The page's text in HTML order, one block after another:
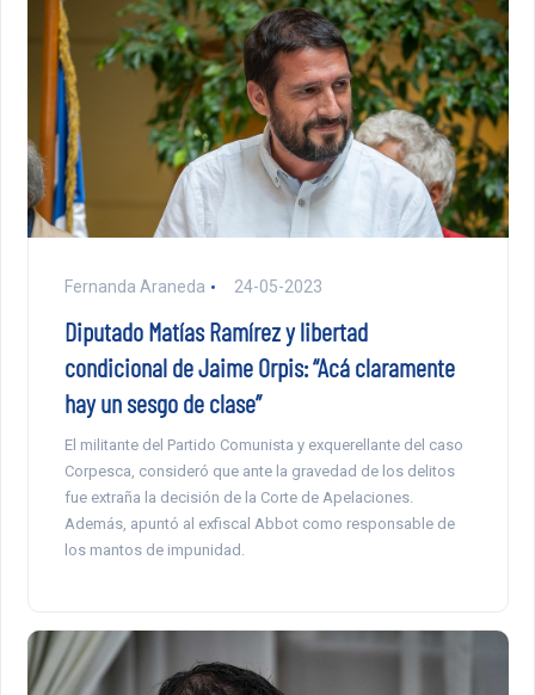
Fernanda Araneda 24-05-2023
Diputado Matías Ramírez y libertad
condicional de Jaime Orpis: “Acá claramente
hay un sesgo de clase”
El militante del Partido Comunista y exquerellante del caso
Corpesca, consideró que ante la gravedad de los delitos
fue extraña la decisión de la Corte de Apelaciones.
Además, apuntó al exfiscal Abbot como responsable de
los mantos de impunidad.